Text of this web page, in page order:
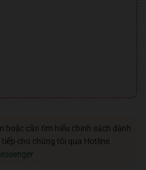
hoặc cần tìm hiểu chính sách dành
cho chúng tôi qua Hotline